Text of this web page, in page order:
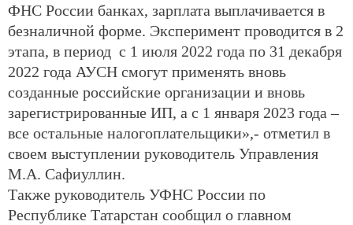
ФНС России банках, зарплата выплачивается в
безналичной форме. Эксперимент проводится в 2
этапа, в период с 1 июля 2022 года по 31 декабря
2022 года АУСН смогут применять вновь
созданные российские организации и вновь
зарегистрированные ИП, а с 1 января 2023 года –
все остальные налогоплательщики»,- отметил в
своем выступлении руководитель Управления
М.А. Сафиуллин.
Также руководитель УФНС России по
Республике Татарстан сообщил о главном